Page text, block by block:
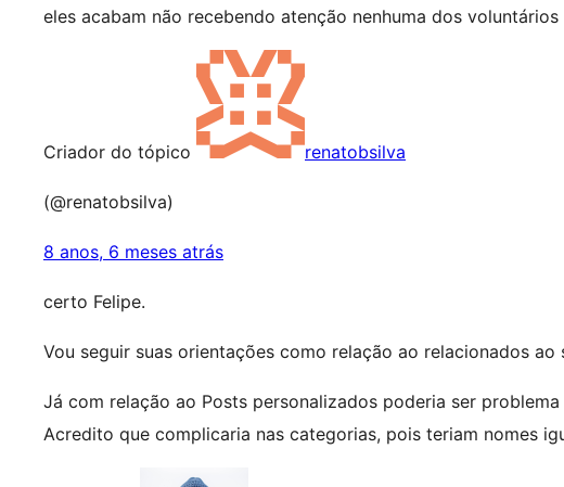
eles acabam não recebendo atenção nenhuma dos
Criador do tópico renatobsilva
(@renatobsilva)
8 anos, 6 meses atrás
certo Felipe.
Vou seguir suas orientações como relação ao relacionados ao
Já com relação ao Posts personalizados poderia ser
Acredito que complicaria nas categorias, pois teriam nomes